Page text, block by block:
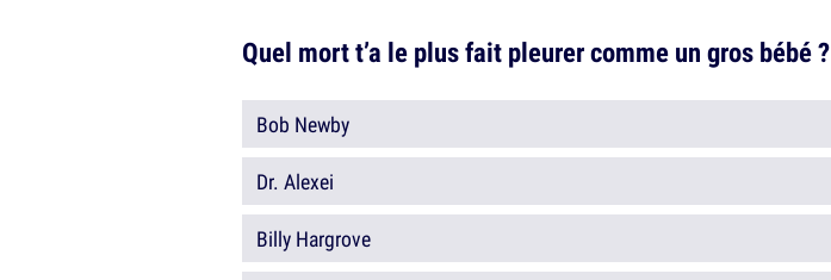
Quel mort t’a le plus fait pleurer comme un gros bébé ?
Bob Newby
Dr. Alexei
Billy Hargrove